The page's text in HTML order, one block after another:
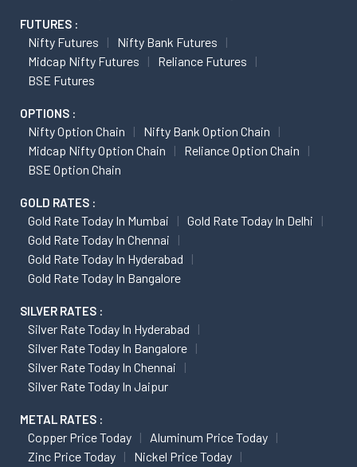
FUTURES :
Nifty Futures
Nifty Bank Futures
Midcap Nifty Futures
Reliance Futures
BSE Futures
OPTIONS :
Nifty Option Chain
Nifty Bank Option Chain
Midcap Nifty Option Chain
Reliance Option Chain
BSE Option Chain
GOLD RATES :
Gold Rate Today In Mumbai
Gold Rate Today In Delhi
Gold Rate Today In Chennai
Gold Rate Today In Hyderabad
Gold Rate Today In Bangalore
SILVER RATES :
Silver Rate Today In Hyderabad
Silver Rate Today In Bangalore
Silver Rate Today In Chennai
Silver Rate Today In Jaipur
METAL RATES :
Copper Price Today
Aluminum Price Today
Zinc Price Today
Nickel Price Today